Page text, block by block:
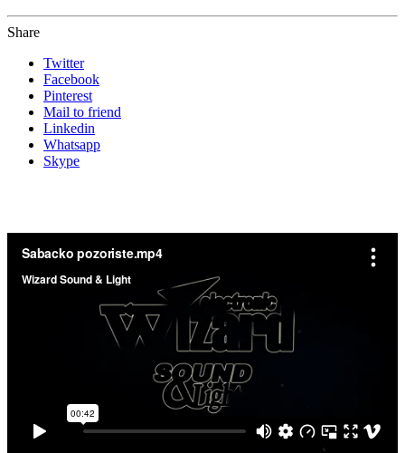
Share
Twitter
Facebook
Pinterest
Mail to friend
Linkedin
Whatsapp
Skype